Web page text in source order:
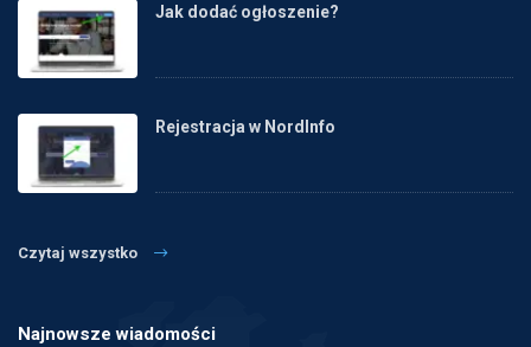
Jak dodać ogłoszenie?
Rejestracja w NordInfo
Czytaj wszystko
Najnowsze wiadomości